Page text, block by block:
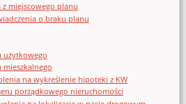
miejscowego planu
o braku planu
użytkowego
na wykreślenie hipoteki z KW
porządkowego nieruchomości